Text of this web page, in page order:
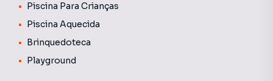
Piscina Para Crianças
Piscina Aquecida
Brinquedoteca
Playground